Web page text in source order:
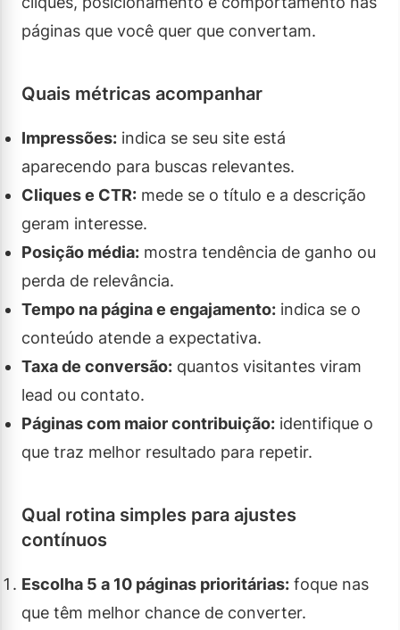
páginas que você quer que convertam.
Quais métricas acompanhar
Impressões: indica se seu site está
aparecendo para buscas relevantes.
Cliques e CTR: mede se o título e a descrição
geram interesse.
Posição média: mostra tendência de ganho ou
perda de relevância.
Tempo na página e engajamento: indica se o
conteúdo atende a expectativa.
Taxa de conversão: quantos visitantes viram
lead ou contato.
Páginas com maior contribuição: identifique o
que traz melhor resultado para repetir.
Qual rotina simples para ajustes
contínuos
Escolha 5 a 10 páginas prioritárias: foque nas
que têm melhor chance de converter.